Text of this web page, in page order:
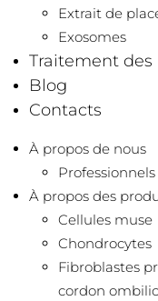
Extrait de
Exosomes
Traitement des
Blog
Contacts
À propos de nous
À propos des
Cellules muse
Chondrocytes
Fibroblastes
cordon